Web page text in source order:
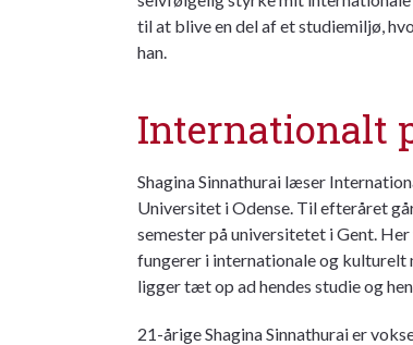
til at blive en del af et studiemiljø,
han.
Internationalt
Shagina Sinnathurai læser
Universitet i Odense. Til efteråret
semester på universitetet i Gent.
fungerer i internationale og kulturelt
ligger tæt op ad hendes studie og
21-årige Shagina Sinnathurai er